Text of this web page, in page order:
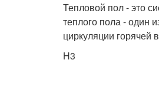
Тепловой пол - это
теплого пола - один
циркуляции
H3